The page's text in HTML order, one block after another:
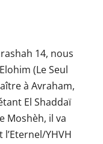
14, nous
(Le Seul
à Avraham,
El Shaddaï
Moshèh, il va
YHVH